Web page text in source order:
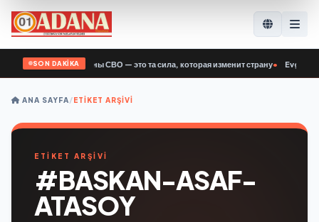
SON DAKİKA
Поддубный: Ветераны СВО — это та сила, которая изменит страну• Evgeny
ANA SAYFA/ETIKET ARŞIVI
ETİKET ARŞİVİ
#BASKAN-ASAF-
ATASOY